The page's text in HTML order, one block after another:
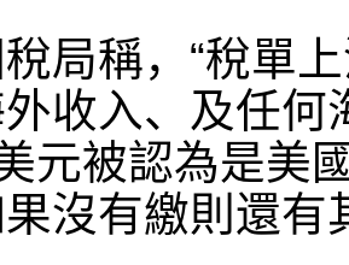
局稱，“稅單
收入、及任何
元被認為是美
沒有繳則還有